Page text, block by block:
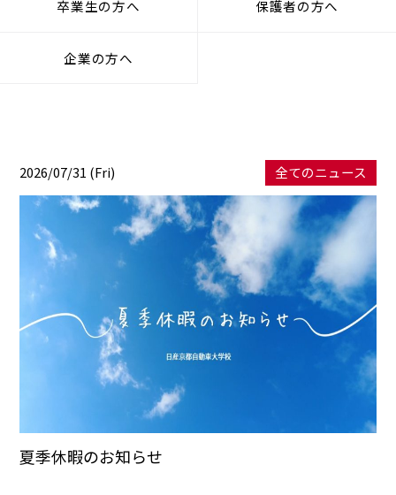
卒業生の方へ 保護者の方へ
企業の方へ
2026/07/31 (Fri) 全てのニュース
夏季休暇のお知らせ